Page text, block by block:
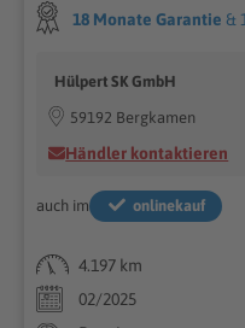
18 Monate Garantie &
Hülpert SK GmbH
59192 Bergkamen
Händler kontaktieren
auch im onlinekauf
4.197 km
02/2025